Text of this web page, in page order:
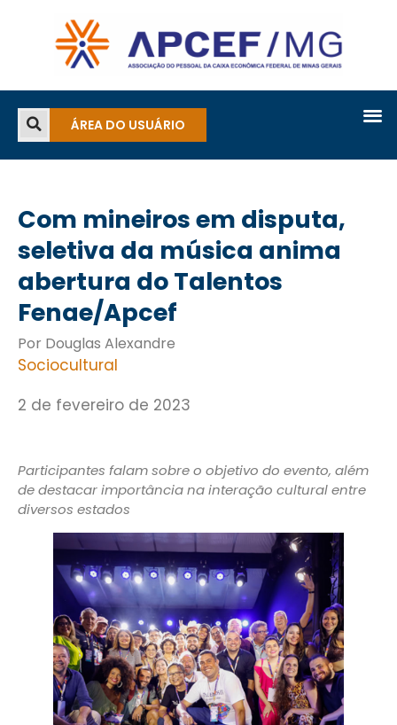
ÁREA DO USUÁRIO
Com mineiros em disputa,
seletiva da música anima
abertura do Talentos
Fenae/Apcef
Por Douglas Alexandre
Sociocultural
2 de fevereiro de 2023
Participantes falam sobre o objetivo do evento, além
de destacar importância na interação cultural entre
diversos estados